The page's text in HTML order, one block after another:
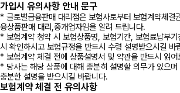
가입시 유의사항 안내 문구
* 글로벌금융판매 대리점은 보험사로부터 보험계약체결
융상품판매 대리,중개업자임을 알려 드립니다.
* 보험계약 청약 시 보험상품명, 보험기간, 보험료납부
시 확인하시고 보험규정을 반드시 수령 설명받으시길 바
* 보험계약 체결 전에 상품설명서 및 약관을 반드시 읽어
* 당사는 해당 상품에 대해 충분히 설명할 의무가 있으
충분한 설명을 받으시길 바랍니다.
보험계약 체결 전 유의사항